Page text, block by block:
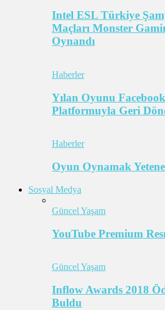
Intel ESL Türkiye
Maçları Monster
Oynandı
Haberler
Yılan Oyunu
Platformuyla Geri
Haberler
Oyun Oynamak
Sosyal Medya
Güncel Yaşam
YouTube Premium
Güncel Yaşam
Inflow Awards 2018
Buldu